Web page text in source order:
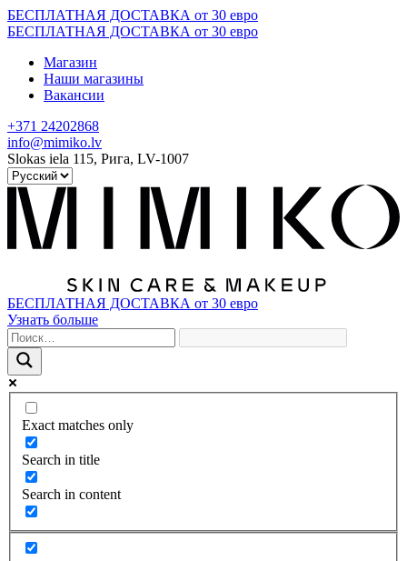
Skip
to
БЕСПЛАТНАЯ ДОСТАВКА от 30 евро
БЕСПЛАТНАЯ ДОСТАВКА от 30 евро
Магазин
Наши магазины
Вакансии
+371 24202868
info@mimiko.lv
Slokas iela 115, Рига, LV-1007
БЕСПЛАТНАЯ ДОСТАВКА от 30 евро
Узнать больше
Exact matches only
Search in title
Search in content